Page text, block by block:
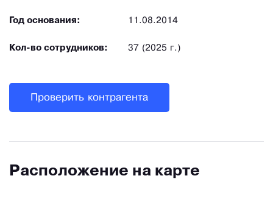
Год основания: 11.08.2014
Кол-во сотрудников: 37 (2025 г.)
Проверить контрагента
Расположение на карте